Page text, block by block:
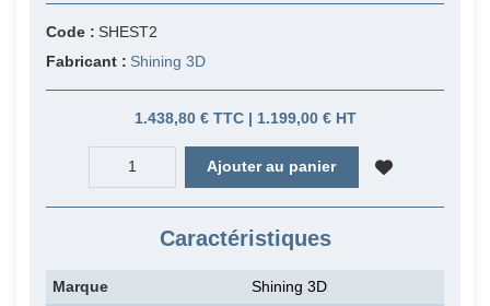
Code : SHEST2
Fabricant : Shining 3D
1.438,80 € TTC | 1.199,00 € HT
Ajouter au panier
Caractéristiques
Marque
Shining 3D